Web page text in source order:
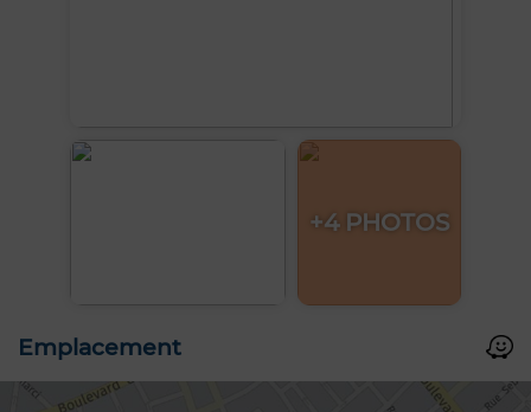
+4 PHOTOS
Emplacement